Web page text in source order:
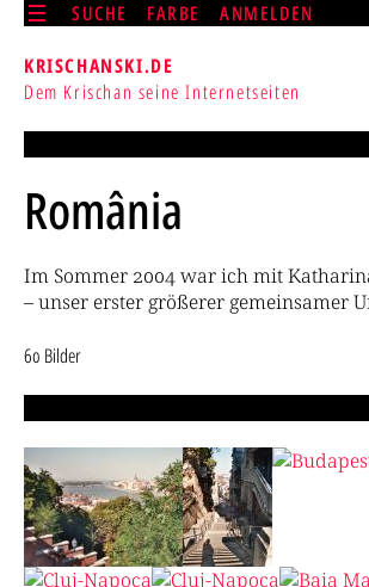
SUCHE FARBE ANMELDEN
KRISCHANSKI.DE
Dem Krischan seine Internetseiten
România
Im Sommer 2004 war ich mit
– unser erster größerer gemeinsamer
60 Bilder